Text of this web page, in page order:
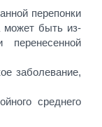
перепонки
может быть из-
заболевание,
среднего